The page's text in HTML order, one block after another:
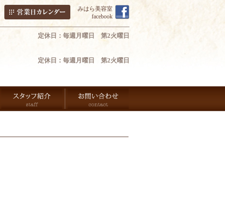
みはら美容室
facebook
定休日：毎週月曜日 第2火曜日
定休日：毎週月曜日 第2火曜日